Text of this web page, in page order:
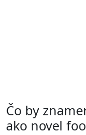
Čo by
ako novel